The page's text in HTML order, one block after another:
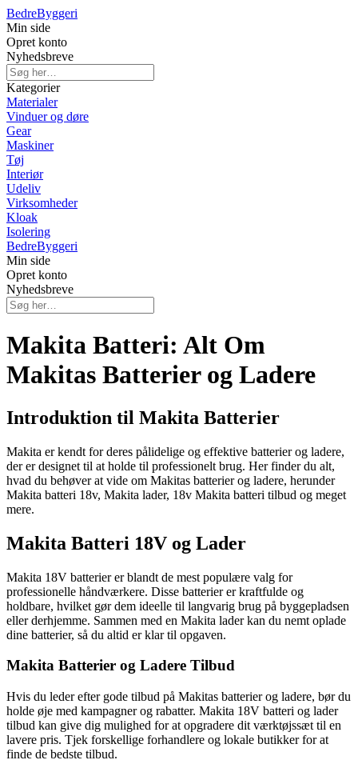
BedreByggeri
Min side
Opret konto
Nyhedsbreve
Kategorier
Materialer
Vinduer og døre
Gear
Maskiner
Tøj
Interiør
Udeliv
Virksomheder
Kloak
Isolering
BedreByggeri
Min side
Opret konto
Nyhedsbreve
Makita Batteri: Alt Om
Makitas Batterier og Ladere
Introduktion til Makita Batterier
Makita er kendt for deres pålidelige og effektive batterier og ladere,
der er designet til at holde til professionelt brug. Her finder du alt,
hvad du behøver at vide om Makitas batterier og ladere, herunder
Makita batteri 18v, Makita lader, 18v Makita batteri tilbud og meget
mere.
Makita Batteri 18V og Lader
Makita 18V batterier er blandt de mest populære valg for
professionelle håndværkere. Disse batterier er kraftfulde og
holdbare, hvilket gør dem ideelle til langvarig brug på byggepladsen
eller derhjemme. Sammen med en Makita lader kan du nemt oplade
dine batterier, så du altid er klar til opgaven.
Makita Batterier og Ladere Tilbud
Hvis du leder efter gode tilbud på Makitas batterier og ladere, bør du
holde øje med kampagner og rabatter. Makita 18V batteri og lader
tilbud kan give dig mulighed for at opgradere dit værktøjssæt til en
lavere pris. Tjek forskellige forhandlere og lokale butikker for at
finde de bedste tilbud.